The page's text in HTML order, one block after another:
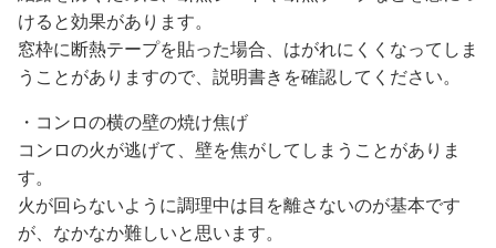
けると効果があります。
窓枠に断熱テープを貼った場合、はがれにくくなってしま
うことがありますので、説明書きを確認してください。
・コンロの横の壁の焼け焦げ
コンロの火が逃げて、壁を焦がしてしまうことがありま
す。
火が回らないように調理中は目を離さないのが基本です
が、なかなか難しいと思います。